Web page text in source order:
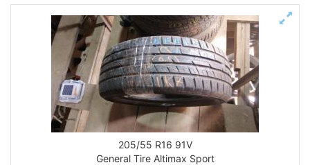
205/55 R16 91V
General Tire Altimax Sport